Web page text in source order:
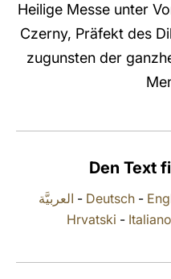
Heilige Messe unter
Czerny, Präfekt des
zugunsten der
Den Text
العربيَّة - Deutsch-
Hrvatski - Italiano